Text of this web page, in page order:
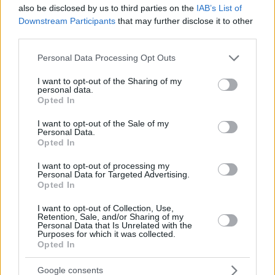
also be disclosed by us to third parties on the IAB’s List of
Downstream Participants that may further disclose it to other
Please note that this website/app uses one or more Google
not limited to your visit or usage behaviour. You may click to
grant or deny consent to Google and its third-party tags to
use your data for below specified purposes in below Google
consent section.
Personal Data Processing Opt Outs
I want to opt-out of the Sharing of my
personal data.
Opted In
I want to opt-out of the Sale of my
Personal Data.
Opted In
I want to opt-out of processing my
Personal Data for Targeted Advertising.
Opted In
I want to opt-out of Collection, Use,
Retention, Sale, and/or Sharing of my
Personal Data that Is Unrelated with the
Purposes for which it was collected.
Opted In
Google consents
ΔΙΑΒΑΣΤΕ ΑΚΟΜΑ
Staks: Πώς μια cool καντίνα προσγειώθηκε (και